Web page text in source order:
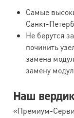
Самые
Санкт-
Не берутся
починить
замена
замену
Наш
«Премиум-